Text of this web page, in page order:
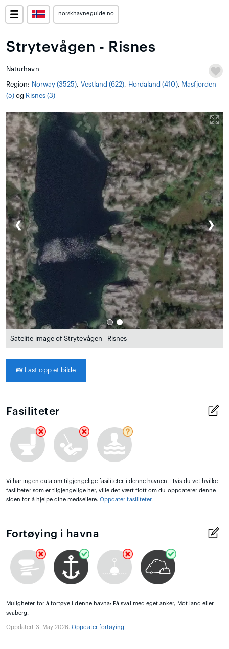
norskhavneguide.no
Strytevågen - Risnes
Naturhavn
Region: Norway (3525), Vestland (622), Hordaland (410), Masfjorden
(5) og Risnes (3)
❮ ❯
Satelite image of Strytevågen - Risnes
📸 Last opp et bilde
Fasiliteter
Vi har ingen data om tilgjengelige fasiliteter i denne havnen. Hvis du vet hvilke
fasiliteter som er tilgjengelige her, ville det vært flott om du oppdaterer denne
siden for å hjelpe dine medseilere. Oppdater fasiliteter.
Fortøying i havna
Muligheter for å fortøye i denne havna: På svai med eget anker, Mot land eller
svaberg.
Oppdatert 3. May 2026.Oppdater fortøying.